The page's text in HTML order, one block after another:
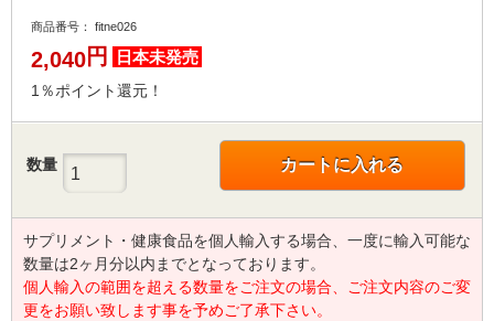
商品番号： fitne026
2,040円 日本未発売
1％ポイント還元！
数量 カートに入れる
サプリメント・健康食品を個人輸入する場合、一度に輸入可能な
数量は2ヶ月分以内までとなっております。
個人輸入の範囲を超える数量をご注文の場合、ご注文内容のご変
更をお願い致します事を予めご了承下さい。